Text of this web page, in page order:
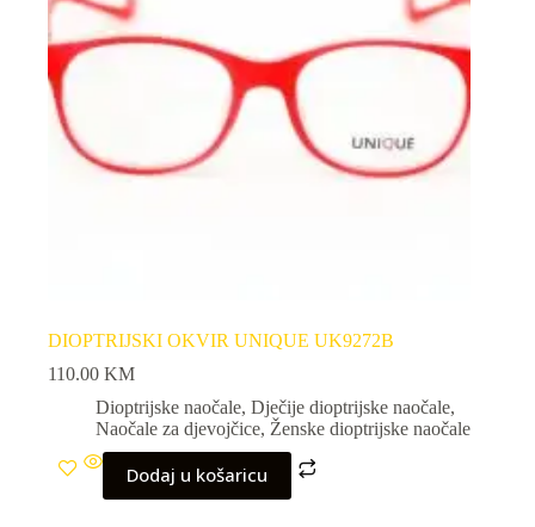
DIOPTRIJSKI OKVIR UNIQUE UK9272B
110.00 KM
Dioptrijske naočale, Dječije dioptrijske naočale,
Naočale za djevojčice, Ženske dioptrijske naočale
Dodaj u košaricu